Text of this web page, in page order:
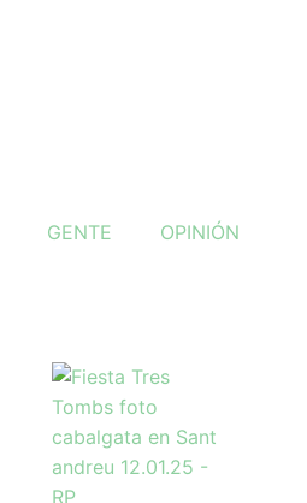
GENTE OPINIÓN